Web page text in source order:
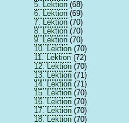
5. Lektion (68)
6. Lektion (69)
7. Lektion (70)
8. Lektion (70)
9. Lektion (70)
10. Lektion (70)
11. Lektion (72)
12. Lektion (70)
13. Lektion (71)
14. Lektion (71)
15. Lektion (70)
16. Lektion (70)
17. Lektion (70)
18. Lektion (70)